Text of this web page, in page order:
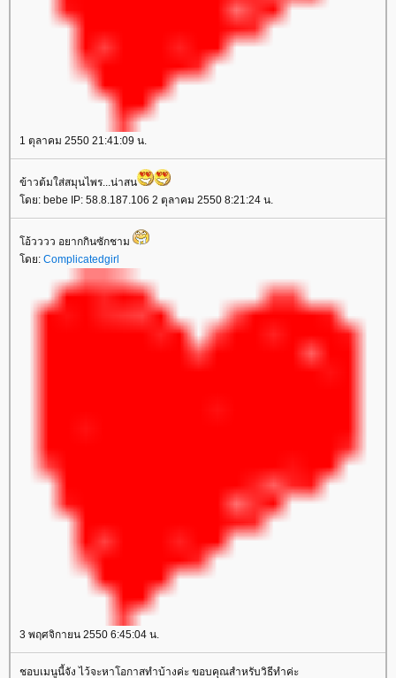
1 ตุลาคม 2550 21:41:09 น.
ข้าวต้มใส่สมุนไพร...น่าสน
ดย: bebe IP: 58.8.187.106 2 ตุลาคม 2550 8:21:24 น.
อ้วววว อยากกินซักชาม
ดย: Complicatedgirl
3 พฤศจิกายน 2550 6:45:04 น.
ชอบเมนูนี้จัง ไว้จะหาโอกาสทำบ้างค่ะ ขอบคุณสำหรับวิธีทำค่ะ